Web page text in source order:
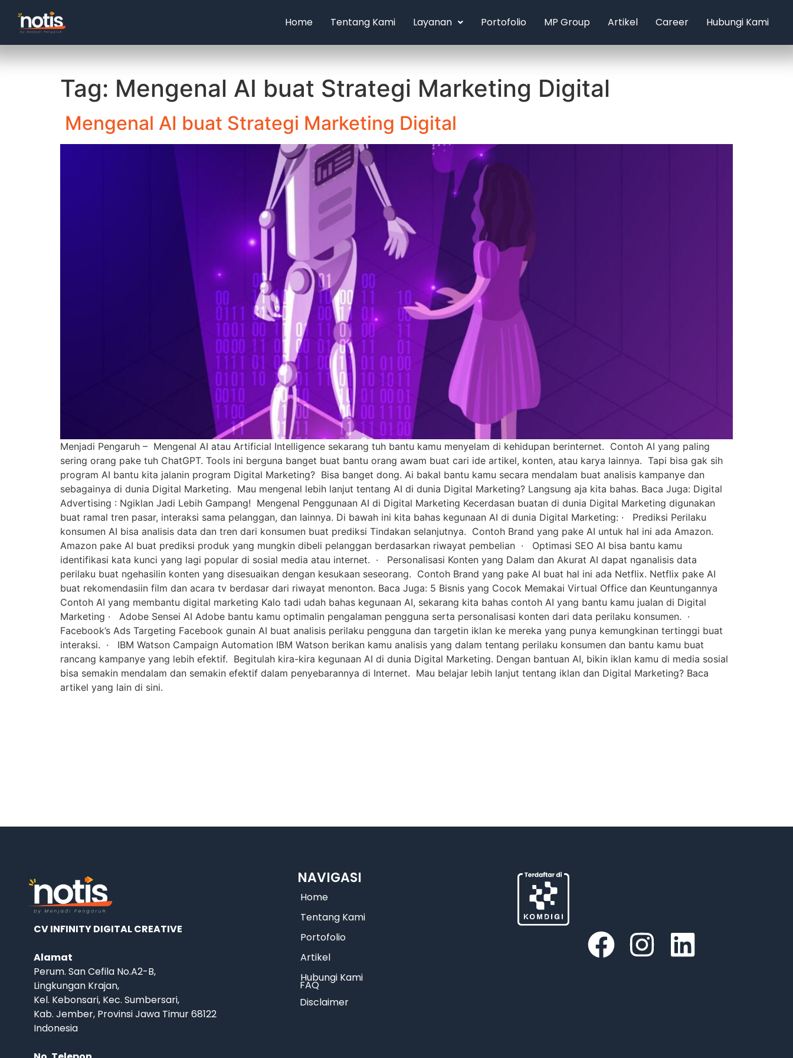
Home Tentang Kami Layanan Portofolio MP Group Artikel Career Hubungi Kami
Tag: Mengenal AI buat Strategi Marketing Digital
Mengenal AI buat Strategi Marketing Digital
Menjadi Pengaruh – Mengenal AI atau Artificial Intelligence sekarang tuh bantu kamu menyelam di kehidupan berinternet. Contoh AI yang paling
sering orang pake tuh ChatGPT. Tools ini berguna banget buat bantu orang awam buat cari ide artikel, konten, atau karya lainnya. Tapi bisa gak sih
program AI bantu kita jalanin program Digital Marketing? Bisa banget dong. Ai bakal bantu kamu secara mendalam buat analisis kampanye dan
sebagainya di dunia Digital Marketing. Mau mengenal lebih lanjut tentang AI di dunia Digital Marketing? Langsung aja kita bahas. Baca Juga: Digital
Advertising : Ngiklan Jadi Lebih Gampang! Mengenal Penggunaan AI di Digital Marketing Kecerdasan buatan di dunia Digital Marketing digunakan
buat ramal tren pasar, interaksi sama pelanggan, dan lainnya. Di bawah ini kita bahas kegunaan AI di dunia Digital Marketing: · Prediksi Perilaku
konsumen AI bisa analisis data dan tren dari konsumen buat prediksi Tindakan selanjutnya. Contoh Brand yang pake AI untuk hal ini ada Amazon.
Amazon pake AI buat prediksi produk yang mungkin dibeli pelanggan berdasarkan riwayat pembelian · Optimasi SEO AI bisa bantu kamu
identifikasi kata kunci yang lagi popular di sosial media atau internet. · Personalisasi Konten yang Dalam dan Akurat AI dapat nganalisis data
perilaku buat ngehasilin konten yang disesuaikan dengan kesukaan seseorang. Contoh Brand yang pake AI buat hal ini ada Netflix. Netflix pake AI
buat rekomendasiin film dan acara tv berdasar dari riwayat menonton. Baca Juga: 5 Bisnis yang Cocok Memakai Virtual Office dan Keuntungannya
Contoh AI yang membantu digital marketing Kalo tadi udah bahas kegunaan AI, sekarang kita bahas contoh AI yang bantu kamu jualan di Digital
Marketing · Adobe Sensei AI Adobe bantu kamu optimalin pengalaman pengguna serta personalisasi konten dari data perilaku konsumen. ·
Facebook’s Ads Targeting Facebook gunain AI buat analisis perilaku pengguna dan targetin iklan ke mereka yang punya kemungkinan tertinggi buat
interaksi. · IBM Watson Campaign Automation IBM Watson berikan kamu analisis yang dalam tentang perilaku konsumen dan bantu kamu buat
rancang kampanye yang lebih efektif. Begitulah kira-kira kegunaan AI di dunia Digital Marketing. Dengan bantuan AI, bikin iklan kamu di media sosial
bisa semakin mendalam dan semakin efektif dalam penyebarannya di Internet. Mau belajar lebih lanjut tentang iklan dan Digital Marketing? Baca
artikel yang lain di sini.
CV INFINITY DIGITAL CREATIVE
Alamat
Perum. San Cefila No.A2-B,
Lingkungan Krajan,
Kel. Kebonsari, Kec. Sumbersari,
Kab. Jember, Provinsi Jawa Timur 68122
Indonesia
NAVIGASI
Home
Tentang Kami
Portofolio
Artikel
Hubungi Kami
FAQ
Disclaimer